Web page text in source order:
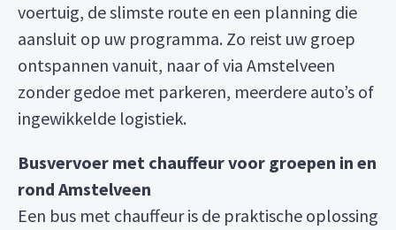
voertuig, de slimste route en een planning die
aansluit op uw programma. Zo reist uw groep
ontspannen vanuit, naar of via Amstelveen
zonder gedoe met parkeren, meerdere auto’s of
ingewikkelde logistiek.
Busvervoer met chauffeur voor groepen in en
rond Amstelveen
Een bus met chauffeur is de praktische oplossing